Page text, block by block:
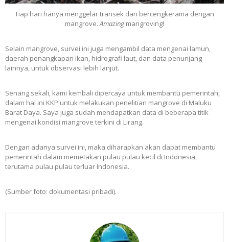
Tiap hari hanya menggelar transek dan bercengkerama dengan
mangrove.Amazing mangroving!
Selain mangrove, survei ini juga mengambil data mengenai lamun,
daerah penangkapan ikan, hidrografi laut, dan data penunjang
lainnya, untuk observasi lebih lanjut.
Senang sekali, kami kembali dipercaya untuk membantu pemerintah,
dalam hal ini KKP untuk melakukan penelitian mangrove di Maluku
Barat Daya. Saya juga sudah mendapatkan data di beberapa titik
mengenai kondisi mangrove terkini di Lirang.
Dengan adanya survei ini, maka diharapkan akan dapat membantu
pemerintah dalam memetakan pulau pulau kecil di Indonesia,
terutama pulau pulau terluar Indonesia.
(Sumber foto: dokumentasi pribadi).